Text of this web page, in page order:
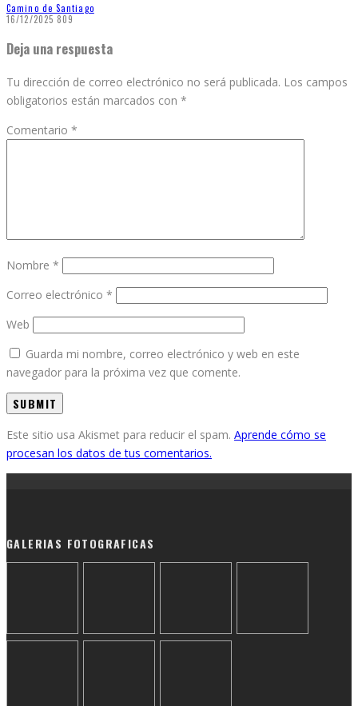
Camino de Santiago
16/12/2025 809
Deja una respuesta
Tu dirección de correo electrónico no será publicada. Los campos
obligatorios están marcados con *
Comentario *
Nombre *
Correo electrónico *
Web
Guarda mi nombre, correo electrónico y web en este
navegador para la próxima vez que comente.
Este sitio usa Akismet para reducir el spam. Aprende cómo se
procesan los datos de tus comentarios.
GALERIAS FOTOGRAFICAS